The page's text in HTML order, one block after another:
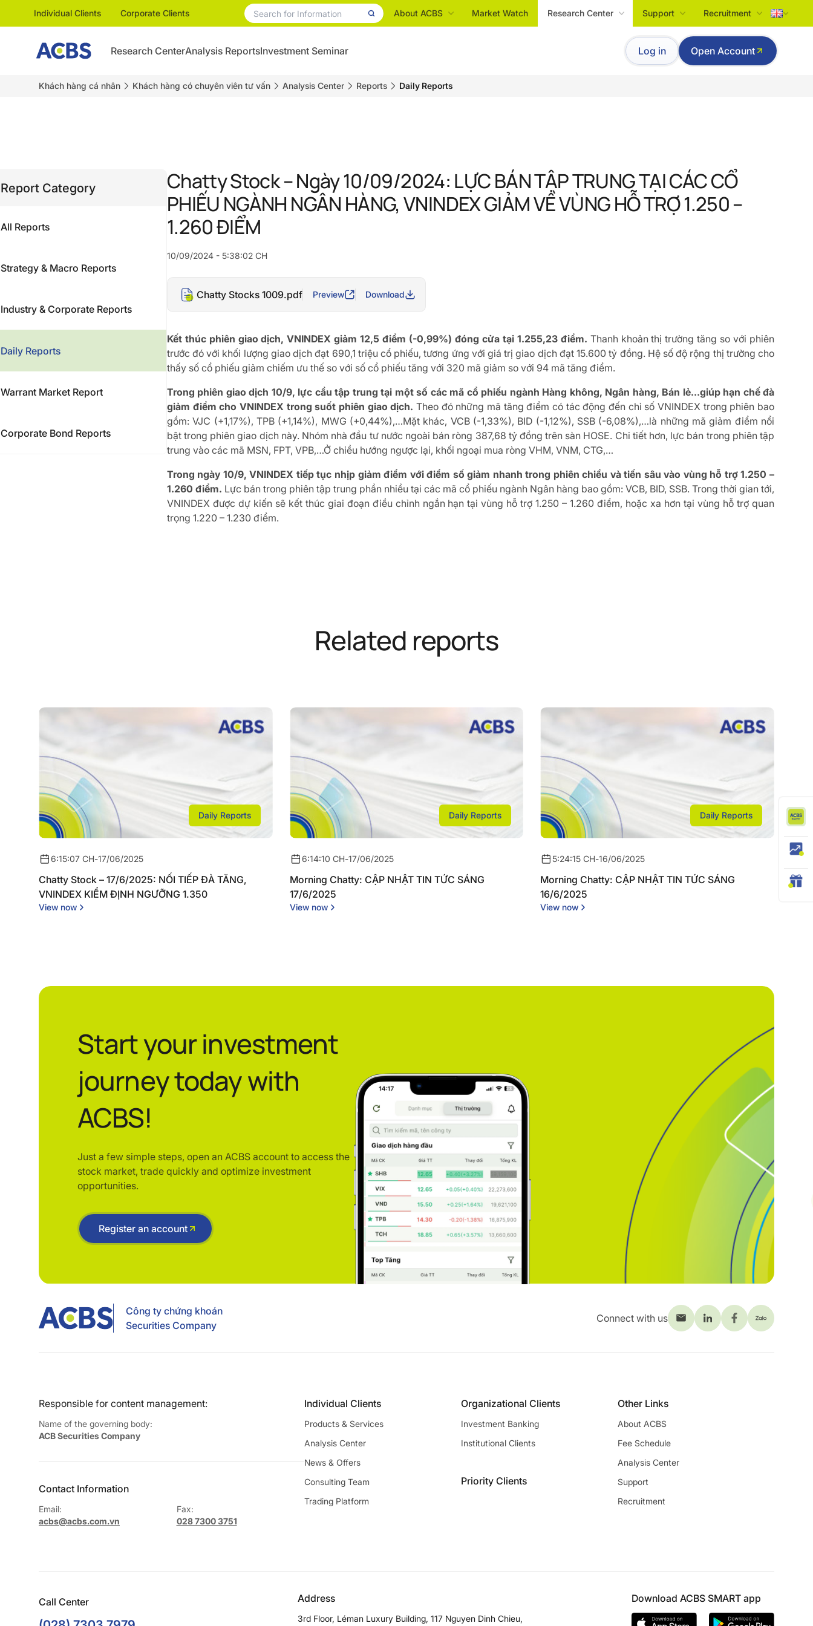
Individual Clients Corporate Clients About ACBS Market Watch Research Center Support Recruitment
Tiếng Việt
English
Research CenterAnalysis ReportsInvestment Seminar Log in Open Account
Khách hàng cá nhân Khách hàng có chuyên viên tư vấn Analysis Center Reports Daily Reports
Report Category
All Reports
Strategy & Macro Reports
Industry & Corporate Reports
Daily Reports
Warrant Market Report
Corporate Bond Reports
Chatty Stock – Ngày 10/09/2024: LỰC BÁN TẬP TRUNG TẠI CÁC CỔ
PHIẾU NGÀNH NGÂN HÀNG, VNINDEX GIẢM VỀ VÙNG HỖ TRỢ 1.250 –
1.260 ĐIỂM
10/09/2024 - 5:38:02 CH
Chatty Stocks 1009.pdf Preview Download
Kết thúc phiên giao dịch, VNINDEX giảm 12,5 điểm (-0,99%) đóng cửa tại 1.255,23 điểm. Thanh khoản thị trường tăng so với phiên
trước đó với khối lượng giao dịch đạt 690,1 triệu cổ phiếu, tương ứng với giá trị giao dịch đạt 15.600 tỷ đồng. Hệ số độ rộng thị trường cho
thấy số cổ phiếu giảm chiếm ưu thế so với số cổ phiếu tăng với 320 mã giảm so với 94 mã tăng điểm.
Trong phiên giao dịch 10/9, lực cầu tập trung tại một số các mã cổ phiếu ngành Hàng không, Ngân hàng, Bán lẻ…giúp hạn chế đà
giảm điểm cho VNINDEX trong suốt phiên giao dịch. Theo đó những mã tăng điểm có tác động đến chỉ số VNINDEX trong phiên bao
gồm: VJC (+1,17%), TPB (+1,14%), MWG (+0,44%),…Mặt khác, VCB (-1,33%), BID (-1,12%), SSB (-6,08%),…là những mã giảm điểm nổi
bật trong phiên giao dịch này. Nhóm nhà đầu tư nước ngoài bán ròng 387,68 tỷ đồng trên sàn HOSE. Chi tiết hơn, lực bán trong phiên tập
trung vào các mã MSN, FPT, VPB,…Ở chiều hướng ngược lại, khối ngoại mua ròng VHM, VNM, CTG,…
Trong ngày 10/9, VNINDEX tiếp tục nhịp giảm điểm với điểm số giảm nhanh trong phiên chiều và tiến sâu vào vùng hỗ trợ 1.250 –
1.260 điểm. Lực bán trong phiên tập trung phần nhiều tại các mã cổ phiếu ngành Ngân hàng bao gồm: VCB, BID, SSB. Trong thời gian tới,
VNINDEX được dự kiến sẽ kết thúc giai đoạn điều chỉnh ngắn hạn tại vùng hỗ trợ 1.250 – 1.260 điểm, hoặc xa hơn tại vùng hỗ trợ quan
trọng 1.220 – 1.230 điểm.
Related reports
Daily Reports
6:15:07 CH-17/06/2025
Chatty Stock – 17/6/2025: NỐI TIẾP ĐÀ TĂNG,
VNINDEX KIỂM ĐỊNH NGƯỠNG 1.350
View now
Daily Reports
6:14:10 CH-17/06/2025
Morning Chatty: CẬP NHẬT TIN TỨC SÁNG
17/6/2025
View now
Daily Reports
5:24:15 CH-16/06/2025
Morning Chatty: CẬP NHẬT TIN TỨC SÁNG
16/6/2025
View now
Start your investment
journey today with
ACBS!
Just a few simple steps, open an ACBS account to access the
stock market, trade quickly and optimize investment
opportunities.
Register an account
Công ty chứng khoán
Securities Company
Connect with us
Responsible for content management:
Name of the governing body:
ACB Securities Company
Contact Information
Email:
acbs@acbs.com.vn
Fax:
028 7300 3751
Individual Clients
Products & Services
Analysis Center
News & Offers
Consulting Team
Trading Platform
Organizational Clients
Investment Banking
Institutional Clients
Priority Clients
Other Links
About ACBS
Fee Schedule
Analysis Center
Support
Recruitment
Call Center Address
3rd Floor, Léman Luxury Building, 117 Nguyen Dinh Chieu,
Download ACBS SMART app